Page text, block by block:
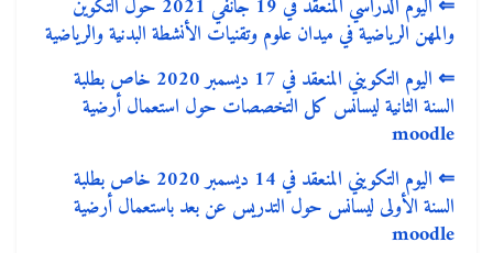
⇐
اليوم الدراسي المنعقد في 19 جانفي 2021 حول التكوين
والمهن الرياضية في ميدان علوم وتقنيات الأنشطة البدنية والرياضية
⇐
اليوم التكويني المنعقد في 17 ديسمبر 2020 خاص بطلبة
السنة الثانية ليسانس كل التخصصات حول استعمال أرضية
moodle
⇐
اليوم التكويني المنعقد في 14 ديسمبر 2020 خاص بطلبة
السنة الأولى ليسانس حول التدريس عن بعد باستعمال أرضية
moodle